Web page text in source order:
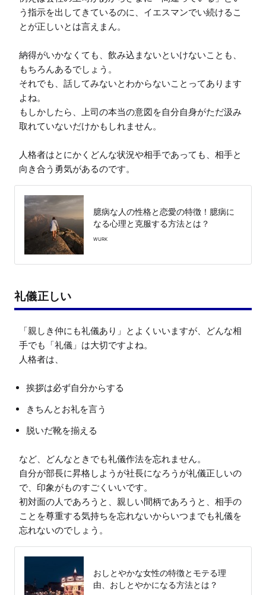
う指示を出してきているのに、イエスマンでい続けるこ
とが正しいとは言えまん。
納得がいかなくても、飲み込まないといけないことも、
もちろんあるでしょう。
それでも、話してみないとわからないことってあります
よね。
もしかしたら、上司の本当の意図を自分自身がただ汲み
取れていないだけかもしれません。
人格者はとにかくどんな状況や相手であっても、相手と
向き合う勇気があるのです。
臆病な人の性格と恋愛の特徴！臆病に
なる心理と克服する方法とは？
WURK
礼儀正しい
「親しき仲にも礼儀あり」とよくいいますが、どんな相
手でも「礼儀」は大切ですよね。
挨拶は必ず自分からする
きちんとお礼を言う
脱いだ靴を揃える
など、どんなときでも礼儀作法を忘れません。
自分が部長に昇格しようが社長になろうが礼儀正しいの
で、印象がものすごくいいです。
初対面の人であろうと、親しい間柄であろうと、相手の
ことを尊重する気持ちを忘れないからいつまでも礼儀を
おしとやかな女性の特徴とモテる理
由、おしとやかになる方法とは？